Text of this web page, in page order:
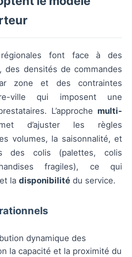
régionales font face à des
des densités de commandes
zone et des contraintes
ville qui imposent une
L’approche multi-
d’ajuster les règles
volumes, la saisonnalité, et
des colis (palettes, colis
fragiles), ce qui
et la disponibilité du service.
dynamique des
la capacité et la proximité du